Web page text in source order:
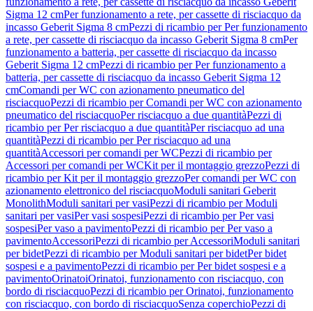
Sigma 12 cmPer funzionamento a rete, per cassette di risciacquo da
incasso Geberit Sigma 8 cmPezzi di ricambio per Per funzionamento
a rete, per cassette di risciacquo da incasso Geberit Sigma 8 cmPer
funzionamento a batteria, per cassette di risciacquo da incasso
Geberit Sigma 12 cmPezzi di ricambio per Per funzionamento a
batteria, per cassette di risciacquo da incasso Geberit Sigma 12
cmComandi per WC con azionamento pneumatico del
risciacquoPezzi di ricambio per Comandi per WC con azionamento
pneumatico del risciacquoPer risciacquo a due quantitàPezzi di
ricambio per Per risciacquo a due quantitàPer risciacquo ad una
quantitàPezzi di ricambio per Per risciacquo ad una
quantitàAccessori per comandi per WCPezzi di ricambio per
Accessori per comandi per WCKit per il montaggio grezzoPezzi di
ricambio per Kit per il montaggio grezzoPer comandi per WC con
azionamento elettronico del risciacquoModuli sanitari Geberit
MonolithModuli sanitari per vasiPezzi di ricambio per Moduli
sanitari per vasiPer vasi sospesiPezzi di ricambio per Per vasi
sospesiPer vaso a pavimentoPezzi di ricambio per Per vaso a
pavimentoAccessoriPezzi di ricambio per AccessoriModuli sanitari
per bidetPezzi di ricambio per Moduli sanitari per bidetPer bidet
sospesi e a pavimentoPezzi di ricambio per Per bidet sospesi e a
pavimentoOrinatoiOrinatoi, funzionamento con risciacquo, con
bordo di risciacquoPezzi di ricambio per Orinatoi, funzionamento
con risciacquo, con bordo di risciacquoSenza coperchioPezzi di